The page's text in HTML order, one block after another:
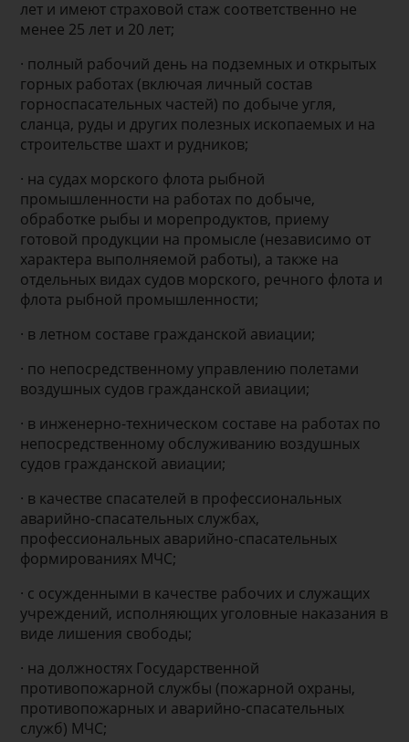
лет и имеют страховой стаж соответственно не
менее 25 лет и 20 лет;
· полный рабочий день на подземных и открытых
горных работах (включая личный состав
горноспасательных частей) по добыче угля,
сланца, руды и других полезных ископаемых и на
строительстве шахт и рудников;
· на судах морского флота рыбной
промышленности на работах по добыче,
обработке рыбы и морепродуктов, приему
готовой продукции на промысле (независимо от
характера выполняемой работы), а также на
отдельных видах судов морского, речного флота и
флота рыбной промышленности;
· в летном составе гражданской авиации;
· по непосредственному управлению полетами
воздушных судов гражданской авиации;
· в инженерно-техническом составе на работах по
непосредственному обслуживанию воздушных
судов гражданской авиации;
· в качестве спасателей в профессиональных
аварийно-спасательных службах,
профессиональных аварийно-спасательных
формированиях МЧС;
· с осужденными в качестве рабочих и служащих
учреждений, исполняющих уголовные наказания в
виде лишения свободы;
· на должностях Государственной
противопожарной службы (пожарной охраны,
противопожарных и аварийно-спасательных
служб) МЧС;